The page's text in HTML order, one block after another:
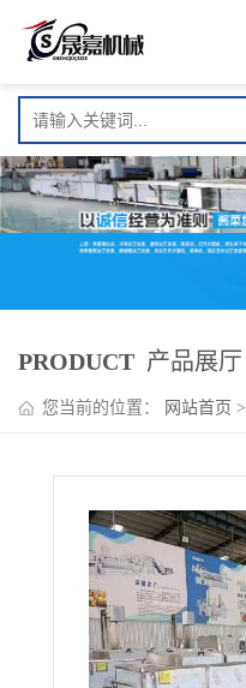
PRODUCT 产品展厅
您当前的位置： 网站首页 >